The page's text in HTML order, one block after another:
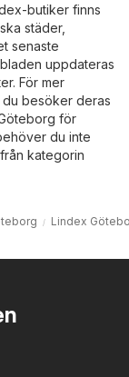
butiker finns
städer,
senaste
uppdateras
För mer
du besöker deras
för
du inte
kategorin
Lindex